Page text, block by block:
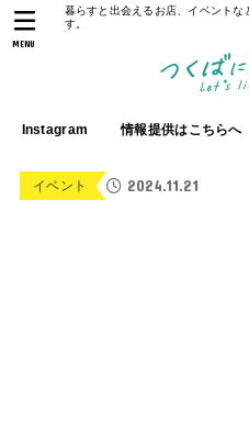
暮らすと出会えるお店、イベントな
す。
Instagram 情報提供はこちらへ
MENU
イベント 2024.11.21